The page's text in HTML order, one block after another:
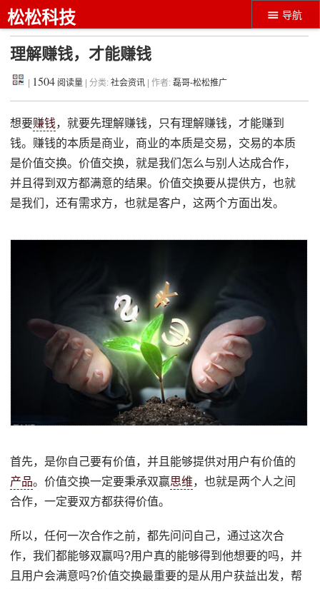
导航
松松科技
理解赚钱，才能赚钱
1504 阅读量 | 分类:社会资讯 | 作者:磊哥-松松推广
想要赚钱，就要先理解赚钱，只有理解赚钱，才能赚到
钱。赚钱的本质是商业，商业的本质是交易，交易的本质
是价值交换。价值交换，就是我们怎么与别人达成合作，
并且得到双方都满意的结果。价值交换要从提供方，也就
是我们，还有需求方，也就是客户，这两个方面出发。
首先，是你自己要有价值，并且能够提供对用户有价值的
产品。价值交换一定要秉承双赢思维，也就是两个人之间
合作，一定要双方都获得价值。
所以，任何一次合作之前，都先问问自己，通过这次合
作，我们都能够双赢吗?用户真的能够得到他想要的吗，并
且用户会满意吗?价值交换最重要的是从用户获益出发，帮